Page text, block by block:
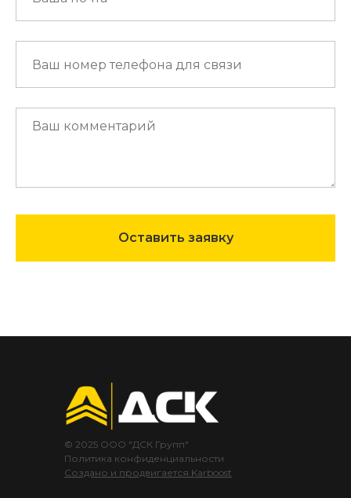
Оставить заявку
© 2025 ООО "ДСК Групп"
Политика конфиденциальности
Создано и продвигается Karboost